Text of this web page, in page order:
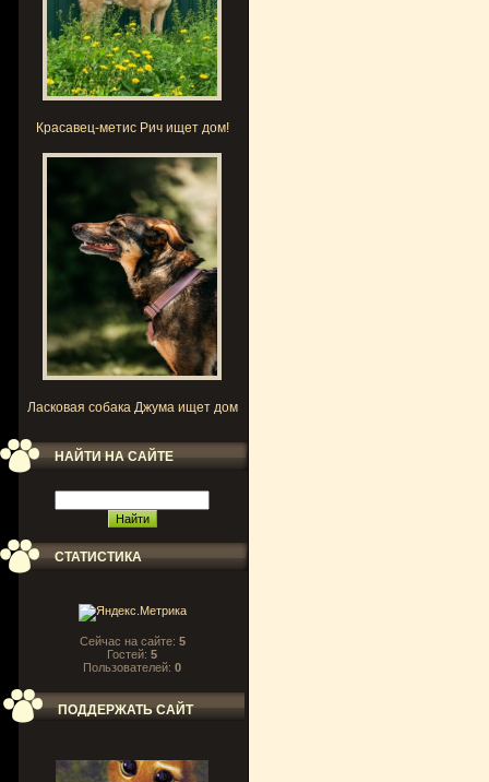
Красавец-метис Рич ищет дом!
Ласковая собака Джума ищет дом
НАЙТИ НА САЙТЕ
СТАТИСТИКА
Сейчас на сайте: 5
Гостей: 5
Пользователей: 0
ПОДДЕРЖАТЬ САЙТ